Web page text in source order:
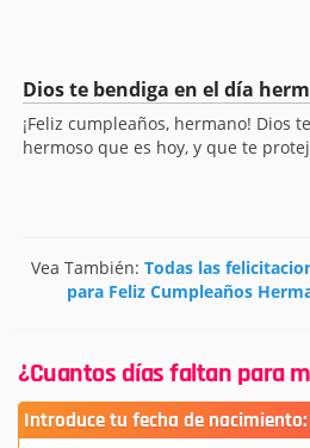
Dios te bendiga en el día
¡Feliz cumpleaños, hermano! Dios
hermoso que es hoy, y que te
Vea También: Todas las
para Feliz Cumpleaños
¿Cuantos días faltan para
Introduce tu fecha de nacimiento: